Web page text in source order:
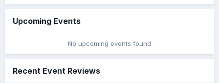
Upcoming Events
No upcoming events found
Recent Event Reviews